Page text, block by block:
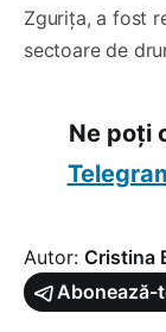
Zgurița, a fost
sectoare de
Ne poți
Autor: Cristina
Abonează-